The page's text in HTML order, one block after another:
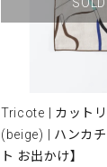
Tricote | カット
(beige) | ハンカ
ト お出かけ】